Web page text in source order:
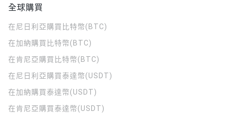
全球購買
在尼日利亞購買比特幣(BTC)
在加納購買比特幣(BTC)
在肯尼亞購買比特幣(BTC)
在尼日利亞購買泰達幣(USDT)
在加納購買泰達幣(USDT)
在肯尼亞購買泰達幣(USDT)